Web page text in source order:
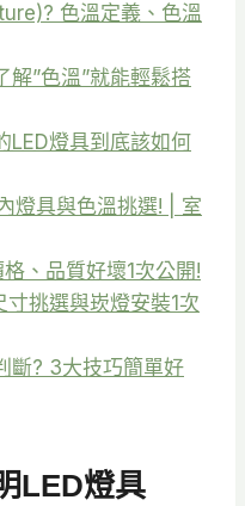
色溫定義、色溫
解”色溫”就能輕鬆搭
LED燈具到底該如何
燈具與色溫挑選! | 室
、品質好壞1次公開!
挑選與崁燈安裝1次
斷? 3大技巧簡單好
LED燈具